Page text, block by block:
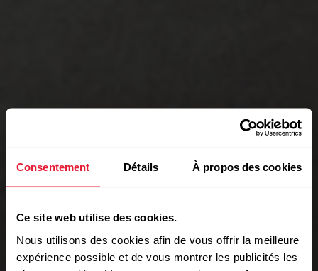
Consentement Détails À propos des cookies
Ce site web utilise des cookies.
Nous utilisons des cookies afin de vous offrir la meilleure
expérience possible et de vous montrer les publicités les